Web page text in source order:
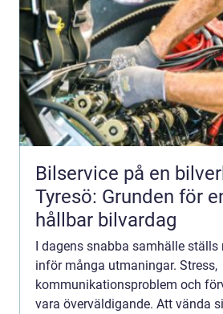
Bilservice på en
Tyresö: Grunden för
hållbar bilvardag
I dagens snabba samhälle ställs
inför många utmaningar. Stress,
kommunikationsproblem och
vara överväldigande. Att vända